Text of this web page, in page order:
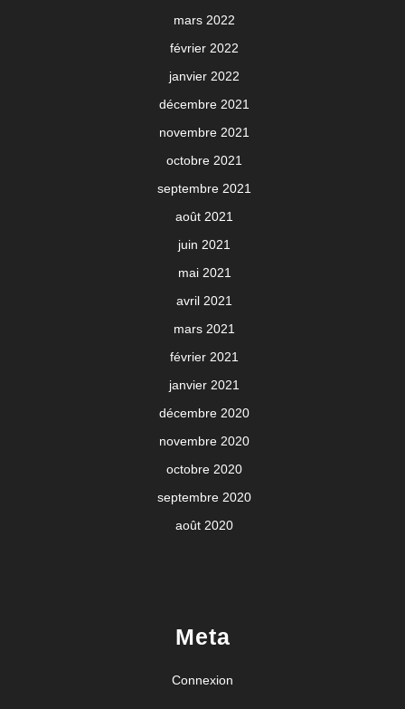
mars 2022
février 2022
janvier 2022
décembre 2021
novembre 2021
octobre 2021
septembre 2021
août 2021
juin 2021
mai 2021
avril 2021
mars 2021
février 2021
janvier 2021
décembre 2020
novembre 2020
octobre 2020
septembre 2020
août 2020
Meta
Connexion